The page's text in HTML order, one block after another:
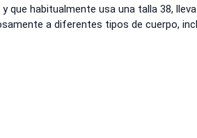
que habitualmente usa una talla 38,
a diferentes tipos de cuerpo,